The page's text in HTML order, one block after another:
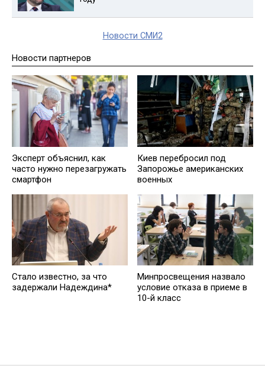
Новости СМИ2
Новости партнеров
Эксперт объяснил, как
часто нужно перезагружать
смартфон
Киев перебросил под
Запорожье американских
военных
Стало известно, за что
задержали Надеждина*
Минпросвещения назвало
условие отказа в приеме в
10-й класс